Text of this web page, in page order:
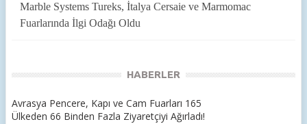
Marble Systems Tureks, İtalya Cersaie ve Marmomac
Fuarlarında İlgi Odağı Oldu
HABERLER
Avrasya Pencere, Kapı ve Cam Fuarları 165
Ülkeden 66 Binden Fazla Ziyaretçiyi Ağırladı!